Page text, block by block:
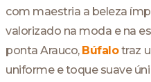
com maestria a beleza
valorizado na moda e na
ponta Arauco, Búfalotraz
uniforme e toque suave